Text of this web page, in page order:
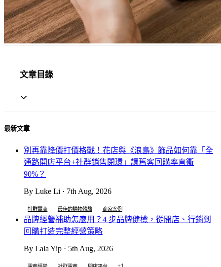
文章目錄
最新文章
別再靠降價打價格戰！花店與《浪島》飾品如何靠「全
通路開店平台+社群銷售閉環」讓舊客回購率直衝
90%？
By Luke Li · 7th Aug, 2026
社群電商 最佳的購物體驗 商家案例
品牌經營補助怎麼用？4 步品牌健檢，從開店、行銷到
回購打造完整經營策略
By Lala Yip · 5th Aug, 2026